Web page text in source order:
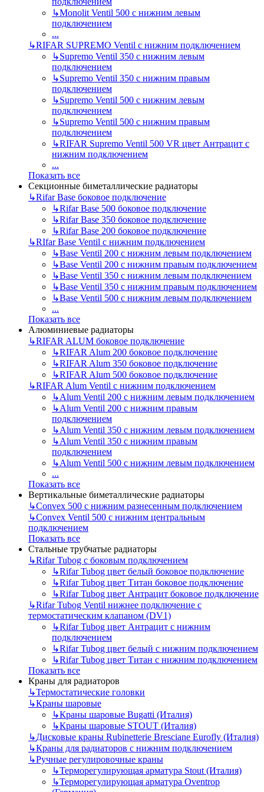
↳Monolit Ventil 500 с нижним левым
подключением
...
↳RIFAR SUPREMO Ventil с нижним подключением
↳Supremo Ventil 350 с нижним левым
подключением
↳Supremo Ventil 350 с нижним правым
подключением
↳Supremo Ventil 500 с нижним левым
подключением
↳Supremo Ventil 500 с нижним правым
подключением
↳RIFAR Supremo Ventil 500 VR цвет Антрацит с
нижним подключением
...
Показать все
Секционные биметаллические радиаторы
↳Rifar Base боковое подключение
↳Rifar Base 500 боковое подключение
↳Rifar Base 350 боковое подключение
↳Rifar Base 200 боковое подключение
↳RIfar Base Ventil с нижним подключением
↳Base Ventil 200 с нижним левым подключением
↳Base Ventil 200 с нижним правым подключением
↳Base Ventil 350 с нижним левым подключением
↳Base Ventil 350 с нижним правым подключением
↳Base Ventil 500 с нижним левым подключением
...
Показать все
Алюминиевые радиаторы
↳RIFAR ALUM боковое подключение
↳RIFAR Alum 200 боковое подключение
↳RIFAR Alum 350 боковое подключение
↳RIFAR Alum 500 боковое подключение
↳RIFAR Alum Ventil с нижним подключением
↳Alum Ventil 200 с нижним левым подключением
↳Alum Ventil 200 с нижним правым
подключением
↳Alum Ventil 350 с нижним левым подключением
↳Alum Ventil 350 с нижним правым
подключением
↳Alum Ventil 500 с нижним левым подключением
...
Показать все
Вертикальные биметаллические радиаторы
↳Convex 500 с нижним разнесенным подключением
↳Convex Ventil 500 с нижним центральным
подключением
Показать все
Стальные трубчатые радиаторы
↳Rifar Tubog с боковым подключением
↳Rifar Tubog цвет белый боковое подключение
↳Rifar Tubog цвет Титан боковое подключение
↳Rifar Tubog цвет Антрацит боковое подключение
↳Rifar Tubog Ventil нижнее подключение с
термостатическим клапаном (DV1)
↳Rifar Tubog цвет Антрацит с нижним
подключением
↳Rifar Tubog цвет белый с нижним подключением
↳Rifar Tubog цвет Титан с нижним подключением
Показать все
Краны для радиаторов
↳Термостатические головки
↳Краны шаровые
↳Краны шаровые Bugatti (Италия)
↳Краны шаровые STOUT (Италия)
↳Дисковые краны Rubinetterie Bresciane Eurofly (Италия)
↳Краны для радиаторов с нижним подключением
↳Ручные регулировочные краны
↳Терморегулирующая арматура Stout (Италия)
↳Терморегулирующая арматура Oventrop